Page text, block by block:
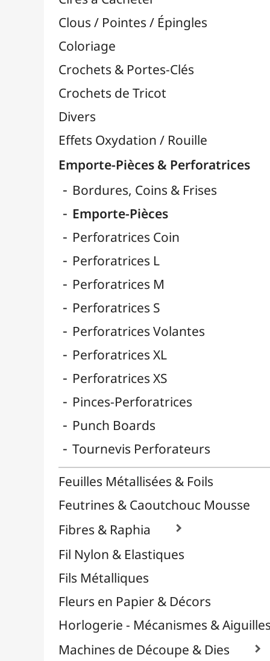
Perforatrices XL
Perforatrices XS
Punch Boards
Tournevis Perforateurs
Feuilles Métallisées & Foils
Fibres & Raphia
Fil Nylon & Elastiques
Fleurs en Papier & Décors
Horlogerie - Mécanismes & Aiguilles
Masques
Massicots & Lames
Oeillets & Rivets
Petites Pinces
Plantes & Jardin
Plastique Fou
Poncage / Émeri
Quilling / Pliage
Sable, Strass & Paillettes 
Savons
Sublimation
Tampons et Encreurs 
Washi Tape / Masking Tape
Modelage / Sculpture
Peintures / Couleurs
Pinceaux & Outils
Supports Dessin & Peinture
Transport / Rangement